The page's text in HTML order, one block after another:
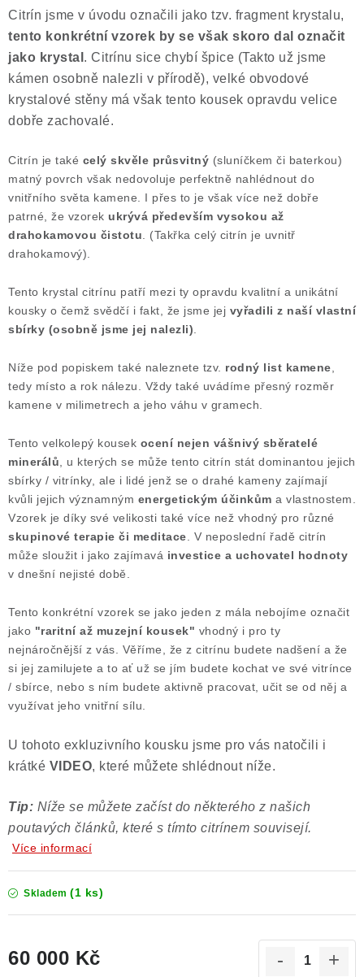
Citrín jsme v úvodu označili jako tzv. fragment krystalu,
tento konkrétní vzorek by se však skoro dal označit
jako krystal . Citrínu sice chybí špice (Takto už jsme
kámen osobně nalezli v přírodě), velké obvodové
krystalové stěny má však tento kousek opravdu velice
dobře zachovalé.
Citrín je také celý skvěle průsvitný (sluníčkem či baterkou)
matný povrch však nedovoluje perfektně nahlédnout do
vnitřního světa kamene. I přes to je však více než dobře
patrné, že vzorek ukrývá především vysokou až
drahokamovou čistotu . (Takřka celý citrín je uvnitř
drahokamový).
Tento krystal citrínu patří mezi ty opravdu kvalitní a unikátní
kousky o čemž svědčí i fakt, že jsme jej vyřadili z naší vlastní
sbírky (osobně jsme jej nalezli)
Níže pod popiskem také naleznete tzv. rodný list kamene
tedy místo a rok nálezu. Vždy také uvádíme přesný rozměr
kamene v milimetrech a jeho váhu v gramech.
Tento velkolepý kousek ocení nejen vášnivý sběratelé
minerálů , u kterých se může tento citrín stát dominantou jejich
sbírky / vitrínky, ale i lidé jenž se o drahé kameny zajímají
kvůli jejich významným energetickým účinkům a vlastnostem.
Vzorek je díky své velikosti také více než vhodný pro různé
skupinové terapie či meditace . V neposlední řadě citrín
může sloužit i jako zajímavá investice a uchovatel hodnoty
v dnešní nejisté době.
Tento konkrétní vzorek se jako jeden z mála nebojíme označit
jako "raritní až muzejní kousek" vhodný i pro ty
nejnáročnější z vás. Věříme, že z citrínu budete nadšení a že
si jej zamilujete a to ať už se jím budete kochat ve své vitrínce
/ sbírce, nebo s ním budete aktivně pracovat, učit se od něj a
využívat jeho vnitřní sílu.
U tohoto exkluzivního kousku jsme pro vás natočili i
krátké VIDEO, které můžete shlédnout níže.
Tip: Níže se můžete začíst do některého z našich
poutavých článků, které s tímto citrínem souvisejí.
Více informací
Skladem (1 ks)
60 000 Kč